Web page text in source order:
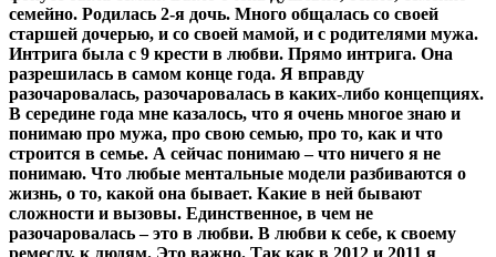
семейно. Родилась 2-я дочь. Много общалась со своей
старшей дочерью, и со своей мамой, и с родителями мужа.
Интрига была с 9 крести в любви. Прямо интрига. Она
разрешилась в самом конце года. Я вправду
разочаровалась, разочаровалась в каких-либо концепциях.
В середине года мне казалось, что я очень многое знаю и
понимаю про мужа, про свою семью, про то, как и что
строится в семье. А сейчас понимаю – что ничего я не
понимаю. Что любые ментальные модели разбиваются о
жизнь, о то, какой она бывает. Какие в ней бывают
сложности и вызовы. Единственное, в чем не
разочаровалась – это в любви. В любви к себе, к своему
ремеслу, к людям. Это важно. Так как в 2012 и 2011 я